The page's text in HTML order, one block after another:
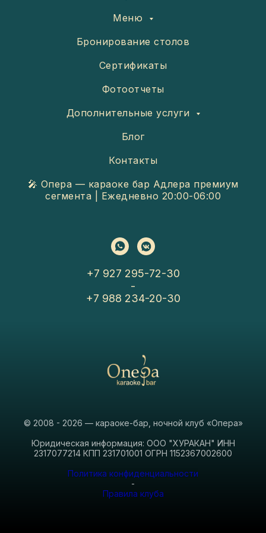
Меню
Бронирование столов
Сертификаты
Фотоотчеты
Дополнительные услуги
Блог
Контакты
🎤 Опера — караоке бар Адлера премиум
сегмента | Ежедневно 20:00-06:00
+7 927 295-72-30
-
+7 988 234-20-30
© 2008 - 2026 — караоке-бар, ночной клуб «Опера»
Юридическая информация: ООО "ХУРАКАН" ИНН
2317077214 КПП 231701001 ОГРН 1152367002600
Политика конфиденциальности
-
Правила клуба